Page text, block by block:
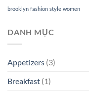
brooklyn fashion style women
DANH MỤC
Appetizers (3)
Breakfast (1)